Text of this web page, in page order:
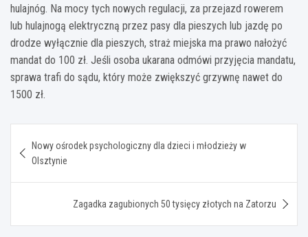
hulajnóg. Na mocy tych nowych regulacji, za przejazd rowerem
lub hulajnogą elektryczną przez pasy dla pieszych lub jazdę po
drodze wyłącznie dla pieszych, straż miejska ma prawo nałożyć
mandat do 100 zł. Jeśli osoba ukarana odmówi przyjęcia mandatu,
sprawa trafi do sądu, który może zwiększyć grzywnę nawet do
1500 zł.
wpisu
Nowy ośrodek psychologiczny dla dzieci i młodzieży w
Olsztynie
Zagadka zagubionych 50 tysięcy złotych na Zatorzu